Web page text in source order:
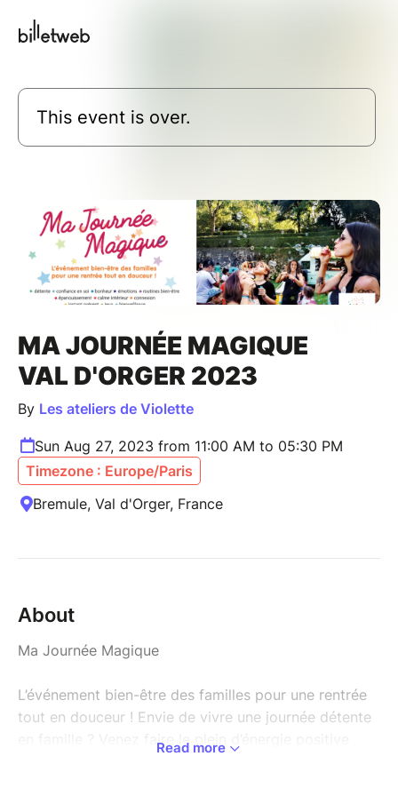
This event is over.
MA JOURNÉE MAGIQUE
VAL D'ORGER 2023
By Les ateliers de Violette
Sun Aug 27, 2023 from 11:00 AM to 05:30 PM
Timezone : Europe/Paris
Bremule, Val d'Orger, France
About
Ma Journée Magique
L’événement bien-être des familles pour une rentrée
tout en douceur ! Envie de vivre une journée détente
en famille ? Venez faire le plein d’énergie positive
Read more